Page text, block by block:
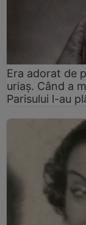
Era adorat de
uriaș. Când a
Parisului l-au